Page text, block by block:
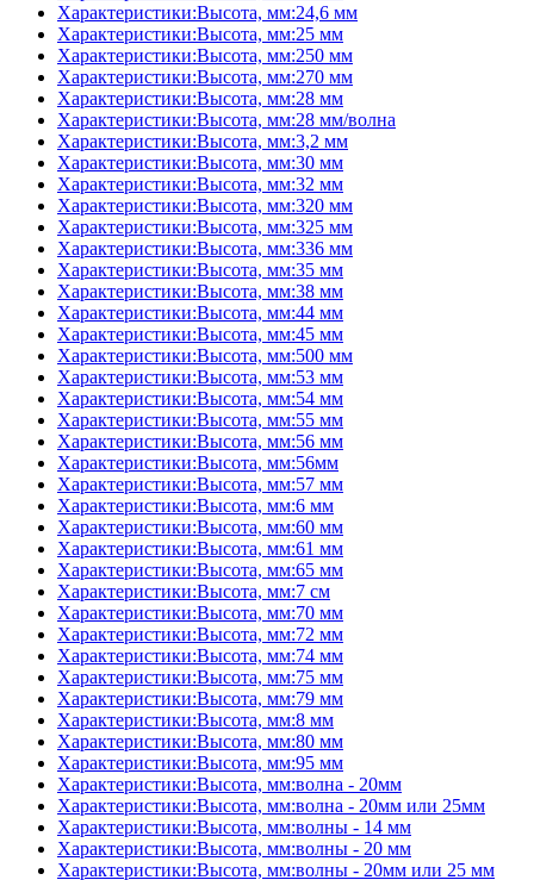
Характеристики:Высота, мм:24,6 мм
Характеристики:Высота, мм:25 мм
Характеристики:Высота, мм:250 мм
Характеристики:Высота, мм:270 мм
Характеристики:Высота, мм:28 мм
Характеристики:Высота, мм:28 мм/волна
Характеристики:Высота, мм:3,2 мм
Характеристики:Высота, мм:30 мм
Характеристики:Высота, мм:32 мм
Характеристики:Высота, мм:320 мм
Характеристики:Высота, мм:325 мм
Характеристики:Высота, мм:336 мм
Характеристики:Высота, мм:35 мм
Характеристики:Высота, мм:38 мм
Характеристики:Высота, мм:44 мм
Характеристики:Высота, мм:45 мм
Характеристики:Высота, мм:500 мм
Характеристики:Высота, мм:53 мм
Характеристики:Высота, мм:54 мм
Характеристики:Высота, мм:55 мм
Характеристики:Высота, мм:56 мм
Характеристики:Высота, мм:56мм
Характеристики:Высота, мм:57 мм
Характеристики:Высота, мм:6 мм
Характеристики:Высота, мм:60 мм
Характеристики:Высота, мм:61 мм
Характеристики:Высота, мм:65 мм
Характеристики:Высота, мм:7 см
Характеристики:Высота, мм:70 мм
Характеристики:Высота, мм:72 мм
Характеристики:Высота, мм:74 мм
Характеристики:Высота, мм:75 мм
Характеристики:Высота, мм:79 мм
Характеристики:Высота, мм:8 мм
Характеристики:Высота, мм:80 мм
Характеристики:Высота, мм:95 мм
Характеристики:Высота, мм:волна - 20мм
Характеристики:Высота, мм:волна - 20мм или 25мм
Характеристики:Высота, мм:волны - 14 мм
Характеристики:Высота, мм:волны - 20 мм
Характеристики:Высота, мм:волны - 20мм или 25 мм